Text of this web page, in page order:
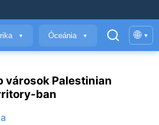
▼ Óceánia ▼ 🌐 ▾
városok Palestinian
ban